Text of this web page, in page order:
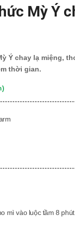
Mỳ Ý
Ý chay lạ miệng,
thời gian.
mì vào luộc tầm 8